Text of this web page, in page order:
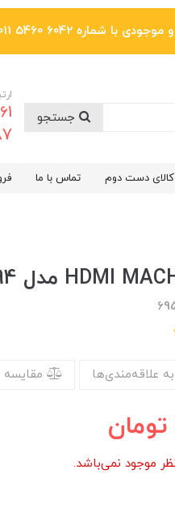
5460 011 تماس بگیرید.
کالای دست دوم تماس با ما
تومان
موجود نمی‌باشد.